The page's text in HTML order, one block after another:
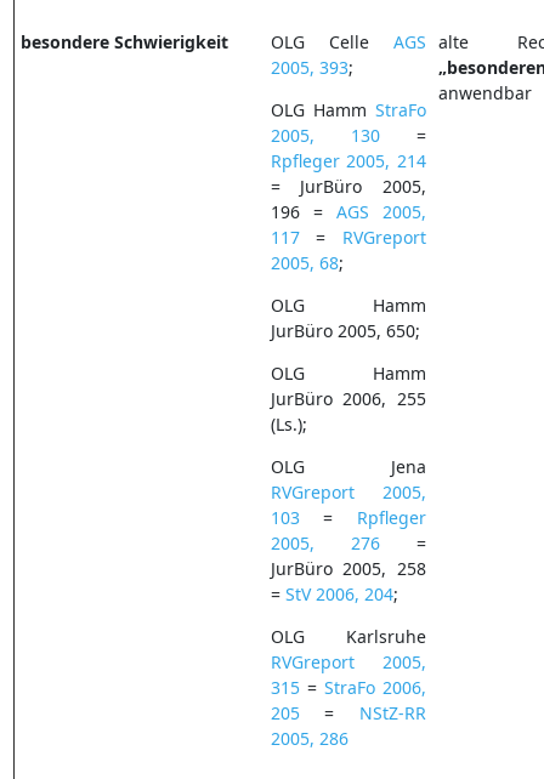
besondere Schwierigkeit OLG Celle AGS
2005, 393;
OLG Hamm StraFo
2005, 130=
Rpfleger 2005, 214
= JurBüro 2005,
196 = AGS 2005,
117= RVGreport
2005, 68;
OLG Hamm
JurBüro 2005, 650;
OLG Hamm
JurBüro 2006, 255
(Ls.);
OLG Jena
RVGreport 2005,
103= Rpfleger
2005, 276=
JurBüro 2005, 258
= StV 2006, 204;
OLG Karlsruhe
RVGreport 2005,
315= StraFo 2006,
205= NStZ-RR
2005, 286
alte
anwendbar